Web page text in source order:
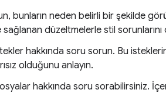
bunların neden belirli bir şekilde
düzeltmelerle stil sorunlarını
hakkında soru sorun. Bu
olduğunu anlayın.
hakkında soru sorabilirsiniz.